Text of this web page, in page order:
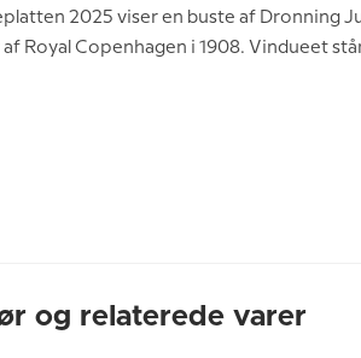
2025 viser en buste af Dronning
Copenhagen i 1908. Vindueet
og relaterede varer